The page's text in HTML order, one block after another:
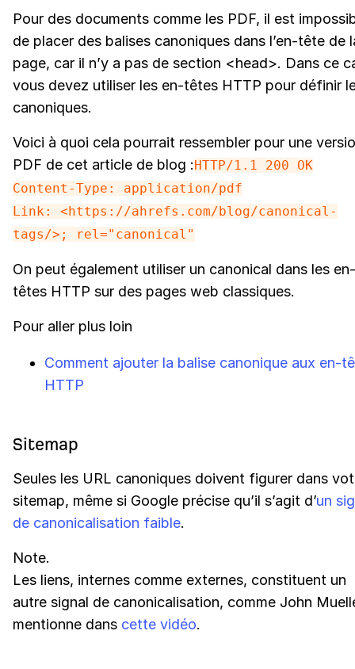
Pour des documents comme les PDF, il est
de placer des balises canoniques dans l’en-tête de
page, car il n’y a pas de section <head>. Dans ce
vous devez utiliser les en-têtes HTTP pour définir
canoniques.
Voici à quoi cela pourrait ressembler pour une
PDF de cet article de blog :HTTP/1.1 200 OK
Content-Type: application/pdf
Link: <https://ahrefs.com/blog/canonical-
tags/>; rel="canonical"
On peut également utiliser un canonical dans les en-
têtes HTTP sur des pages web classiques.
Pour aller plus loin
Comment ajouter la balise canonique aux en-
HTTP
Sitemap
Seules les URL canoniques doivent figurer dans
sitemap, même si Google précise qu’il s’agit d’un
de canonicalisation faible.
Note.
Les liens, internes comme externes, constituent un
autre signal de canonicalisation, comme John
mentionne dans cette vidéo.